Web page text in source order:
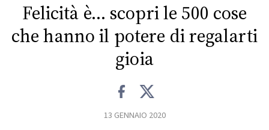
EVENTI
Felicità è… scopri le 500 cose
che hanno il potere di regalarti
gioia
13 GENNAIO 2020